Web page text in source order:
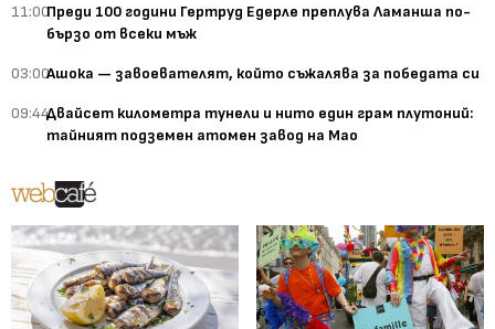
11:00Преди 100 години Гертруд Едерле преплува Ламанша по-
бързо от всеки мъж
03:00Ашока — завоевателят, който съжалява за победата си
09:44Двайсет километра тунели и нито един грам плутоний:
тайният подземен атомен завод на Мао